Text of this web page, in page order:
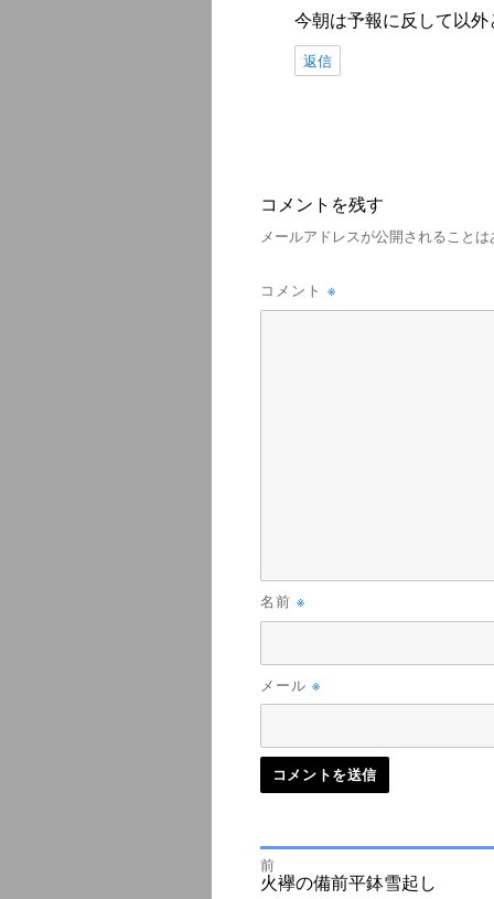
今朝は予報に反して以外
返信
コメントを残す
メールアドレスが公開されることは
コメント ※
名前 ※
メール ※
投
前
前
火襷の備前平鉢雪起し